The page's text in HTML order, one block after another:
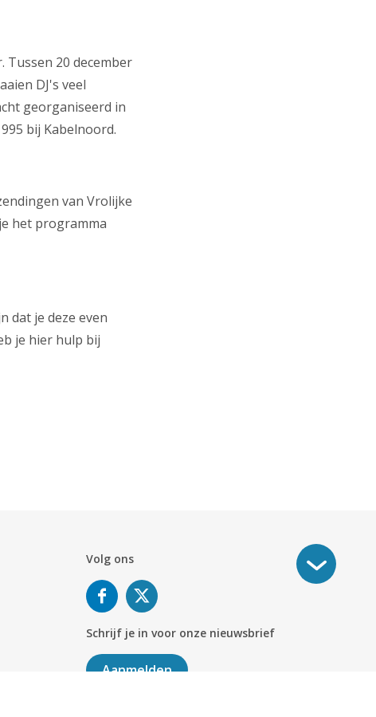
Tussen 20 december
DJ's veel
georganiseerd in
bij Kabelnoord.
van Vrolijke
het programma
dat je deze even
je hier hulp bij
Volg ons
Schrijf je in voor onze nieuwsbrief
Aanmelden